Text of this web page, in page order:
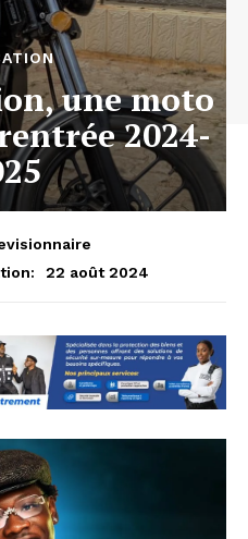
une moto
2024-
22 août 2024